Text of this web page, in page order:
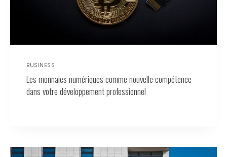
BUSINESS
Les monnaies numériques comme nouvelle compétence
dans votre développement professionnel